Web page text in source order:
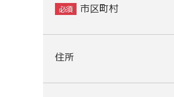
市区町村
住所